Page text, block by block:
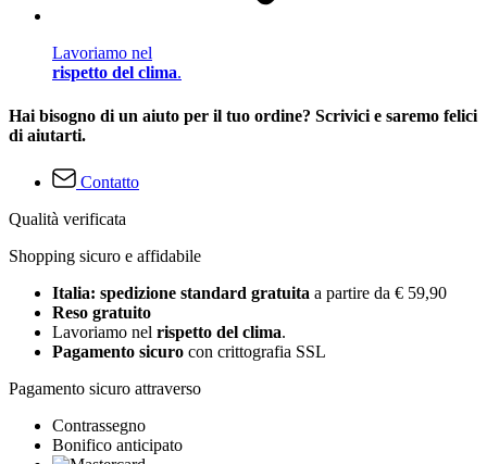
Lavoriamo nel
rispetto del clima.
Hai bisogno di un aiuto per il tuo ordine? Scrivici e saremo felici
di aiutarti.
Contatto
Qualità verificata
Shopping sicuro e affidabile
Italia: spedizione standard gratuita a partire da € 59,90
Reso gratuito
Lavoriamo nel rispetto del clima.
Pagamento sicuro con crittografia SSL
Pagamento sicuro attraverso
Contrassegno
Bonifico anticipato